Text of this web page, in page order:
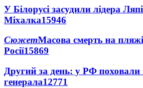
У Білорусі засудили лідера
Міхалка15946
СюжетМасова смерть на
Росії15869
Другий за день: у РФ поховали
генерала12771